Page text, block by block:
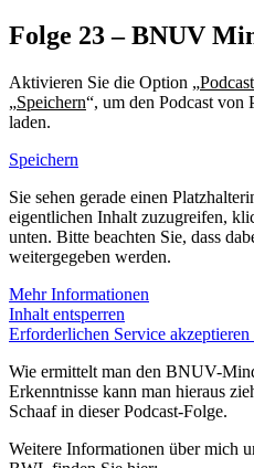
Folge 23 – BNUV
Aktivieren Sie die Option „
„Speichern“, um den Podcast von
laden.
Speichern
Sie sehen gerade einen
eigentlichen Inhalt zuzugreifen,
unten. Bitte beachten Sie, dass
weitergegeben werden.
Mehr Informationen
Inhalt entsperren
Erforderlichen Service akzeptieren
Wie ermittelt man den BNUV-
Erkenntnisse kann man hieraus
Schaaf in dieser Podcast-Folge.
Weitere Informationen über mich